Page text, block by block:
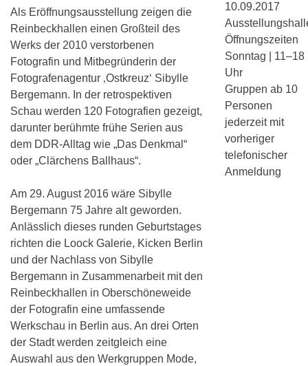
Als Eröffnungsausstellung zeigen die
Reinbeckhallen einen Großteil des
Werks der 2010 verstorbenen
Fotografin und Mitbegründerin der
Fotografenagentur ‚Ostkreuz‘ Sibylle
Bergemann. In der retrospektiven
Schau werden 120 Fotografien gezeigt,
darunter berühmte frühe Serien aus
dem DDR-Alltag wie „Das Denkmal“
oder „Clärchens Ballhaus“.
Am 29. August 2016 wäre Sibylle
Bergemann 75 Jahre alt geworden.
Anlässlich dieses runden Geburtstages
richten die Loock Galerie, Kicken Berlin
und der Nachlass von Sibylle
Bergemann in Zusammenarbeit mit den
Reinbeckhallen in Oberschöneweide
der Fotografin eine umfassende
Werkschau in Berlin aus. An drei Orten
der Stadt werden zeitgleich eine
Auswahl aus den Werkgruppen Mode,
10.09.2017
Öffnungszeiten
Sonntag | 11–18
Uhr
Gruppen ab 10
Personen
jederzeit mit
vorheriger
telefonischer
Anmeldung